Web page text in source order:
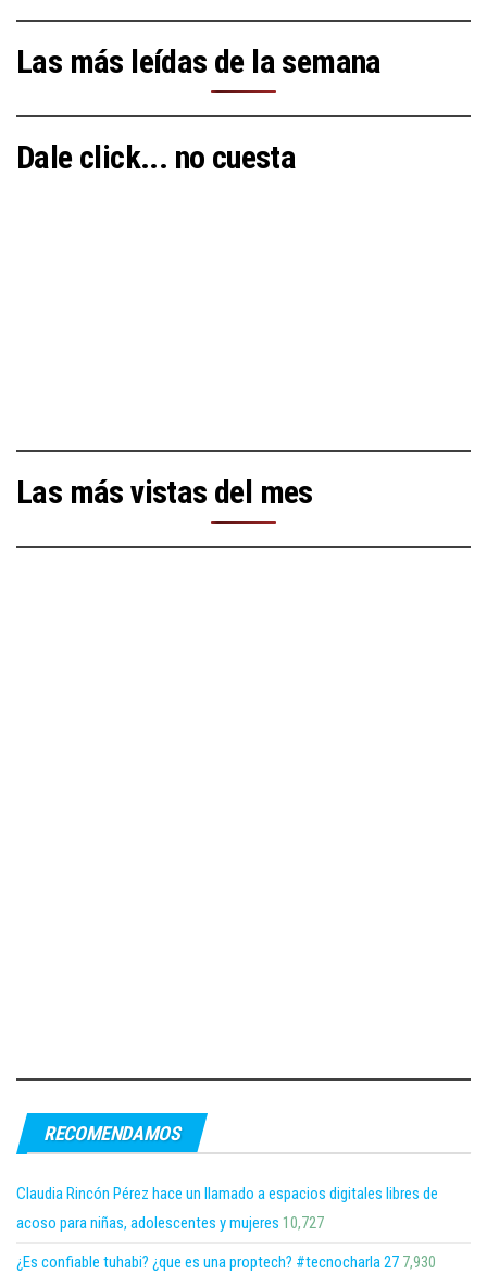
Las más leídas de la semana
Dale click... no cuesta
Las más vistas del mes
RECOMENDAMOS
Claudia Rincón Pérez hace un llamado a espacios digitales libres de
acoso para niñas, adolescentes y mujeres 10,727
¿Es confiable tuhabi? ¿que es una proptech? #tecnocharla 27 7,930